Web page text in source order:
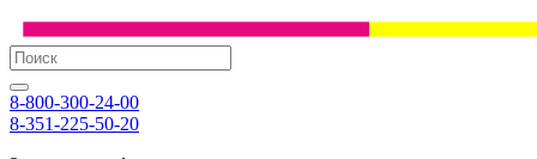
8-800-300-24-00
8-351-225-50-20